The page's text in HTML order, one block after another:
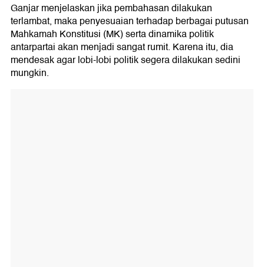
Ganjar menjelaskan jika pembahasan dilakukan
terlambat, maka penyesuaian terhadap berbagai putusan
Mahkamah Konstitusi (MK) serta dinamika politik
antarpartai akan menjadi sangat rumit. Karena itu, dia
mendesak agar lobi-lobi politik segera dilakukan sedini
mungkin.